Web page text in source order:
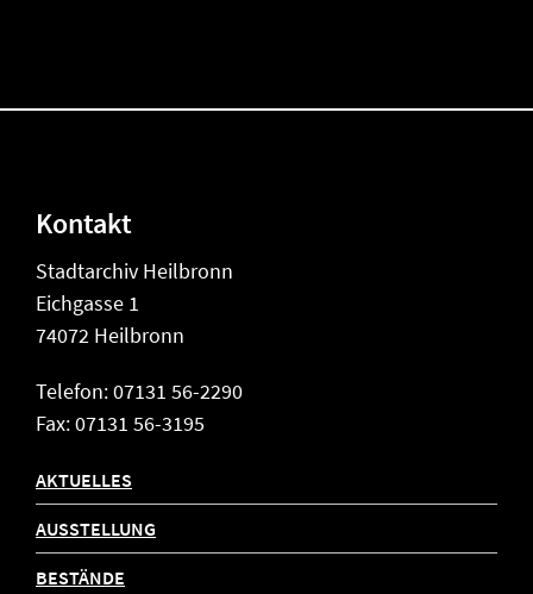
Kontakt
Stadtarchiv Heilbronn
Eichgasse 1
74072 Heilbronn
Telefon: 07131 56-2290
Fax: 07131 56-3195
AKTUELLES
AUSSTELLUNG
BESTÄNDE